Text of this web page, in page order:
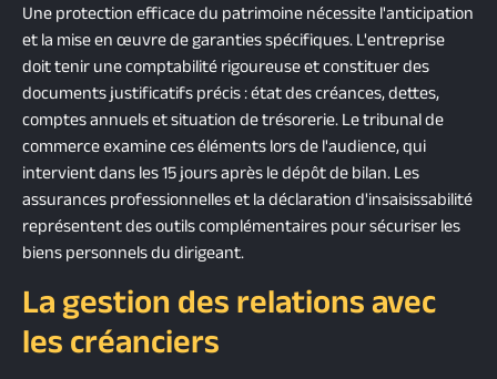
Une protection efficace du patrimoine nécessite l'anticipation
et la mise en œuvre de garanties spécifiques. L'entreprise
doit tenir une comptabilité rigoureuse et constituer des
documents justificatifs précis : état des créances, dettes,
comptes annuels et situation de trésorerie. Le tribunal de
commerce examine ces éléments lors de l'audience, qui
intervient dans les 15 jours après le dépôt de bilan. Les
assurances professionnelles et la déclaration d'insaisissabilité
représentent des outils complémentaires pour sécuriser les
biens personnels du dirigeant.
La gestion des relations avec
les créanciers